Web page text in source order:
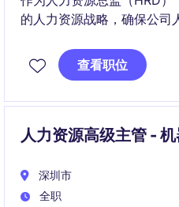
的人力资源战略，确保公司
（FMCG）行业，提供具有
境。
查看职位
人力资源高级主管 -
深圳市
全职